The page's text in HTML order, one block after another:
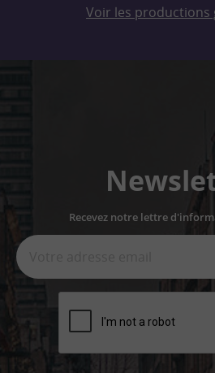
Voir les productions
Recevez notre lettre